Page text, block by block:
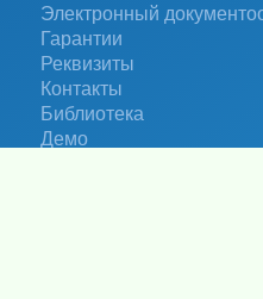
Электронный
Гарантии
Реквизиты
Контакты
Библиотека
Демо